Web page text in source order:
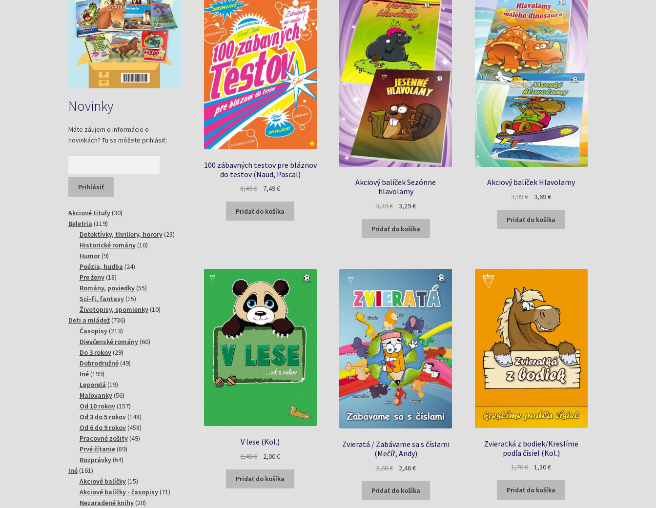
100 zábavných testov pre bláznov
do testov (Naud, Pascal)
8,49€
Pôvodná
bola:
8,49 €.
7,49€Aktuálna
je:
7,49 €.
Pridať do košíka
Akciový balíček Sezónne
hlavolamy
3,49€
Pôvodná
bola:
3,49 €.
3,29€Aktuálna
je:
3,29 €.
Pridať do košíka
Akciový balíček Hlavolamy
3,99€
Pôvodná
bola:
3,99 €.
3,69€Aktuálna
je:
3,69 €.
Pridať do košíka
V lese (Kol.)
2,49€
Pôvodná
bola:
2,49 €.
2,00€Aktuálna
je:
2,00 €.
Pridať do košíka
Zvieratá / Zabávame sa s číslami
(Mečíř, Andy)
2,60€
Pôvodná
bola:
2,60 €.
2,46€Aktuálna
je:
2,46 €.
Pridať do košíka
Zvieratká z bodiek/Kreslíme
podľa čísiel (Kol.)
1,70€
Pôvodná
bola:
1,70 €.
1,30€Aktuálna
je:
1,30 €.
Pridať do košíka
Novinky
Máte záujem o informácie o
novinkách? Tu sa môžete prihlásiť:
Akciové tituly 3030
Beletria 119119
produktov
Detektívky, thrillery, horory 2323
Historické romány 1010
Humor 99
produktov
Poézia, hudba 2424
Pre ženy 1818
produktov
Romány, poviedky 5555
Sci-fi, fantasy 1515
produktov
Životopisy, spomienky 1010
Deti a mládež 736736
Časopisy 213213
produktov
Dievčenské romány 6060
Do 3 rokov 2929
produktov
Dobrodružné 4949
Iné 199199
produktov
Leporelá 1919
produktov
Maľovanky 5656
produktov
Od 10 rokov 157157
produktov
Od 3 do 5 rokov 148148
produktov
Od 6 do 9 rokov 458458
produktov
Pracovné zošity 4949
Prvé čítanie 8989
Rozprávky 6464
Iné 161161
produktov
Akciové balíčky 1515
produktov
Akciové balíčky - časopisy 7171
Nezaradené knihy 2020